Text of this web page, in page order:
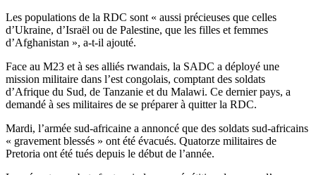
Les populations de la RDC sont « aussi précieuses que celles
d’Ukraine, d’Israël ou de Palestine, que les filles et femmes
d’Afghanistan », a-t-il ajouté.
Face au M23 et à ses alliés rwandais, la SADC a déployé une
mission militaire dans l’est congolais, comptant des soldats
d’Afrique du Sud, de Tanzanie et du Malawi. Ce dernier pays, a
demandé à ses militaires de se préparer à quitter la RDC.
Mardi, l’armée sud-africaine a annoncé que des soldats sud-africains
« gravement blessés » ont été évacués. Quatorze militaires de
Pretoria ont été tués depuis le début de l’année.